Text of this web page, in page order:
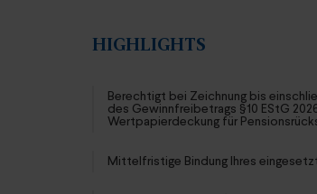
HIGHLIGHTS
Berechtigt bei Zeichnung bis
des Gewinnfreibetrags §10 EStG
Wertpapierdeckung für
Mittelfristige Bindung Ihres